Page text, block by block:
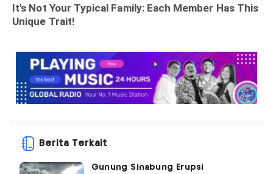
Berita Terkait
Gunung Sinabung Erupsi